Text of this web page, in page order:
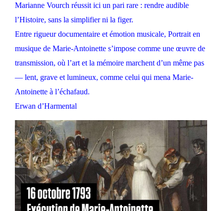
Marianne Vourch réussit ici un pari rare : rendre audible
l’Histoire, sans la simplifier ni la figer.
Entre rigueur documentaire et émotion musicale, Portrait en
musique de Marie-Antoinette s’impose comme une œuvre de
transmission, où l’art et la mémoire marchent d’un même pas
— lent, grave et lumineux, comme celui qui mena Marie-
Antoinette à l’échafaud.
Erwan d’Harmental